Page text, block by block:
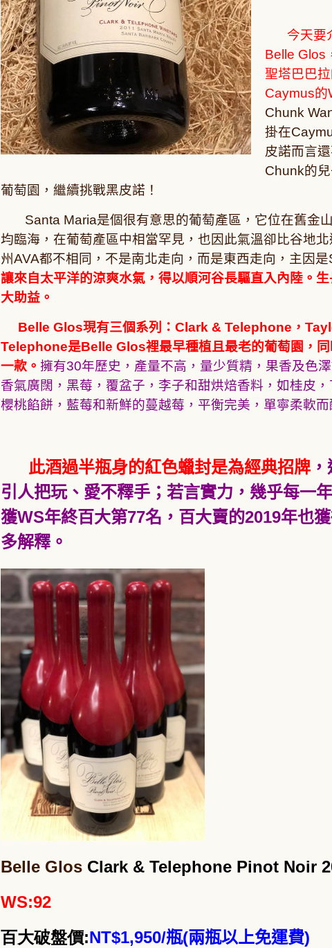
今天要
Belle Glos
聖塔巴巴
Caymus的
Chunk
掛在
皮諾而言
Chunk的
葡萄園，繼續挑戰黑皮諾！
Santa Maria是個很有意思的葡萄產區，它位在舊金
均臨海，在葡萄產區中相當罕見，也因此氣溫卻比谷地
州AVA都不相同，不是南北走向，而是東西走向，主因是
讓來自太平洋的涼爽水氣，得以順河谷長驅直入內陸。
大助益。
Belle Glos現有三個系列： Clark & Telephone ，
Telephone是Belle Glos裡最早種植且最老的葡萄園 ，
一款。 擁有30年歷史，產量不高，量少質精，果香及色
香氣廣闊，黑莓，覆盆子，李子和甜烘焙香料，如桂皮
櫻桃餡餅，藍莓和新鮮的蔓越莓，平衡完美，單寧柔軟而
此酒過半瓶身的紅色蠟封是為經典招牌
引人把玩、愛不釋手；若言實力，幾乎每一
獲WS年終百大第77名，百大賣的2019年也
多解釋。
Belle Glos Clark & Telephone Pinot Noir
WS:92
百大破盤價:NT$1,950/瓶(兩瓶以上免運費)